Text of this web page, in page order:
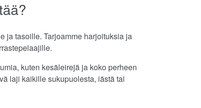
ja tasoille. Tarjoamme harjoituksia ja
kuten kesäleirejä ja koko perheen
laji kaikille sukupuolesta, iästä tai